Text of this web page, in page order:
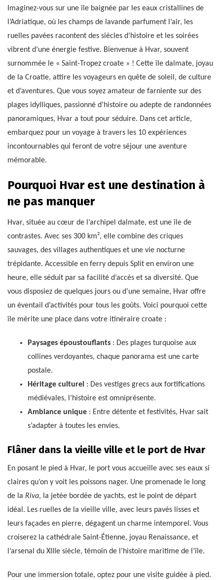
Imaginez-vous sur une île baignée par les eaux cristallines de
l’Adriatique, où les champs de lavande parfument l’air, les
ruelles pavées racontent des siècles d’histoire et les soirées
vibrent d’une énergie festive. Bienvenue à Hvar, souvent
surnommée le « Saint-Tropez croate » ! Cette île dalmate, joyau
de la Croatie, attire les voyageurs en quête de soleil, de culture
et d’aventures. Que vous soyez amateur de farniente sur des
plages idylliques, passionné d’histoire ou adepte de randonnées
panoramiques, Hvar a tout pour séduire. Dans cet article,
embarquez pour un voyage à travers les 10 expériences
incontournables qui feront de votre séjour une aventure
mémorable.
Pourquoi Hvar est une destination à
ne pas manquer
Hvar, située au cœur de l’archipel dalmate, est une île de
contrastes. Avec ses 300 km², elle combine des criques
sauvages, des villages authentiques et une vie nocturne
trépidante. Accessible en ferry depuis Split en environ une
heure, elle séduit par sa facilité d’accès et sa diversité. Que
vous disposiez de quelques jours ou d’une semaine, Hvar offre
un éventail d’activités pour tous les goûts. Voici pourquoi cette
île mérite une place dans votre itinéraire croate :
Paysages époustouflants: Des plages turquoise aux
collines verdoyantes, chaque panorama est une carte
postale.
Héritage culturel : Des vestiges grecs aux fortifications
médiévales, l’histoire est omniprésente.
Ambiance unique: Entre détente et festivités, Hvar sait
s’adapter à toutes les envies.
Flâner dans la vieille ville et le port de Hvar
En posant le pied à Hvar, le port vous accueille avec ses eaux si
claires qu’on y voit les poissons nager. Une promenade le long
de la Riva, la jetée bordée de yachts, est le point de départ
idéal. Les ruelles de la vieille ville, avec leurs pavés lisses et
leurs façades en pierre, dégagent un charme intemporel. Vous
croiserez la cathédrale Saint-Étienne, joyau Renaissance, et
l’arsenal du XIIIe siècle, témoin de l’histoire maritime de l’île.
Pour une immersion totale, optez pour une visite guidée à pied.